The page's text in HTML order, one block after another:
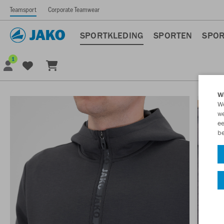
Teamsport Corporate Teamwear
SPORTKLEDING SPORTEN
1